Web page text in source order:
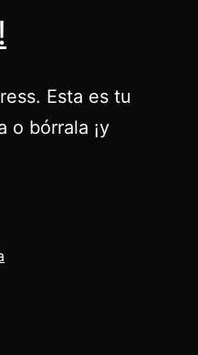
Esta es tu
o bórrala ¡y